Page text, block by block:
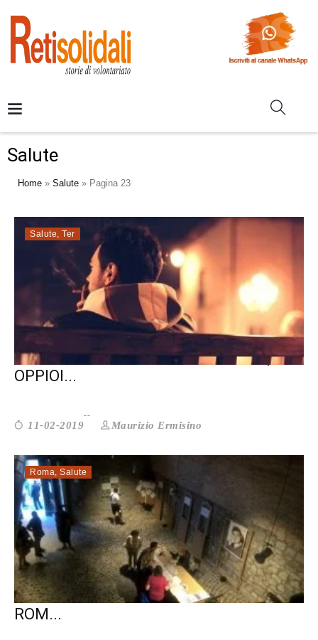
Salute
Home » Salute » Pagina 23
Salute, Ter
DIPENDENZE: ATTENZIONE A FUMO,
OPPIOI...
11-02-2019 Maurizio Ermisino
Roma, Salute
40 ANNI DI LEGGE 180 NEI CASTELLI
ROM...